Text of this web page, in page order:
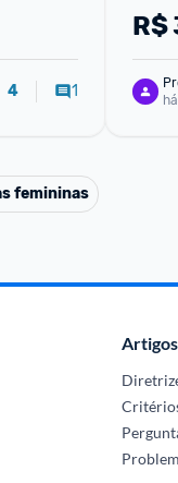
4 1
R$
femininas